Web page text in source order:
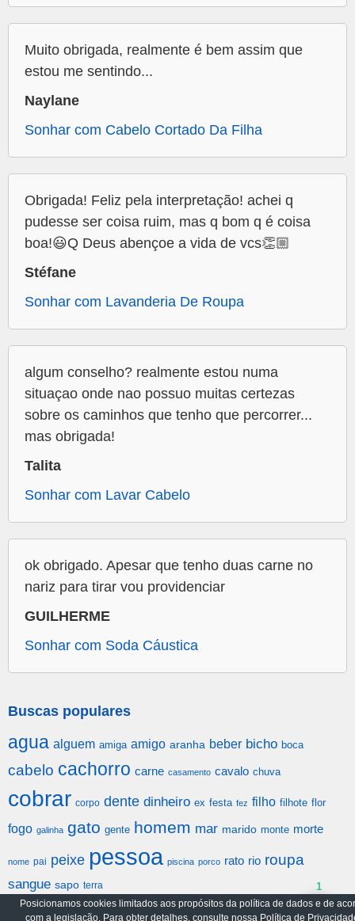
Muito obrigada, realmente é bem assim que
estou me sentindo...
Naylane
Sonhar com Cabelo Cortado Da Filha
Obrigada! Feliz pela interpretação! achei q
pudesse ser coisa ruim, mas q bom q é coisa
boa!😃Q Deus abençoe a vida de vcs👏🏼
Stéfane
Sonhar com Lavanderia De Roupa
algum conselho? realmente estou numa
situaçao onde nao possuo muitas certezas
sobre os caminhos que tenho que percorrer...
mas obrigada!
Talita
Sonhar com Lavar Cabelo
ok obrigado. Apesar que tenho duas carne no
nariz para tirar vou providenciar
GUILHERME
Sonhar com Soda Cáustica
Buscas populares
agua alguem amiga amigo aranha beber bicho boca
cabelo cachorro carne casamento cavalo chuva
cobrar corpo dente dinheiro ex festa fez filho filhote flor
fogo galinha gato gente homem mar marido monte morte
nome pai peixe pessoa piscina porco rato rio roupa
sangue sapo terra
Posicionamos cookies limitados aos propósitos da política de dados e de
com a legislação. Para obter detalhes, consulte nossa Política de
1